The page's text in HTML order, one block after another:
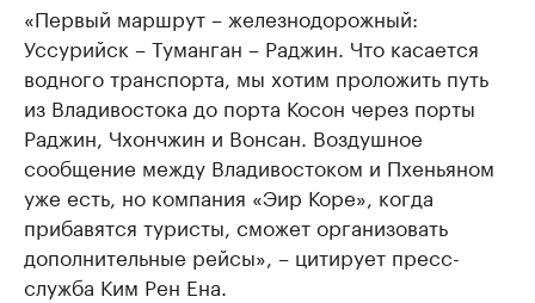
«Первый маршрут – железнодорожный:
Уссурийск – Туманган – Раджин. Что касается
водного транспорта, мы хотим проложить путь
из Владивостока до порта Косон через порты
Раджин, Чхончжин и Вонсан. Воздушное
сообщение между Владивостоком и Пхеньяном
уже есть, но компания «Эир Коре», когда
прибавятся туристы, сможет организовать
дополнительные рейсы», – цитирует пресс-
служба Ким Рен Ена.